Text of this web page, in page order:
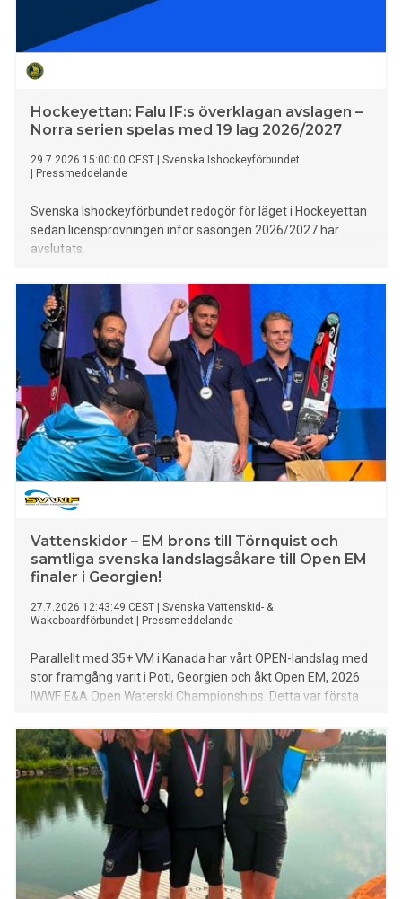
Hockeyettan: Falu IF:s överklagan avslagen –
Norra serien spelas med 19 lag 2026/2027
29.7.2026 15:00:00 CEST
Svenska Ishockeyförbundet
Pressmeddelande
Svenska Ishockeyförbundet redogör för läget i Hockeyettan
sedan licensprövningen inför säsongen 2026/2027 har
avslutats.
Vattenskidor – EM brons till Törnquist och
samtliga svenska landslagsåkare till Open EM
finaler i Georgien!
27.7.2026 12:43:49 CEST
Svenska Vattenskid- &
Wakeboardförbundet
Pressmeddelande
Parallellt med 35+ VM i Kanada har vårt OPEN-landslag med
stor framgång varit i Poti, Georgien och åkt Open EM, 2026
IWWF E&A Open Waterski Championships. Detta var första
vattenskid-EM och landslaget rapporterar om ett väl
arrangerat mästerskap med mycket publik och bra
stämning på arenan.